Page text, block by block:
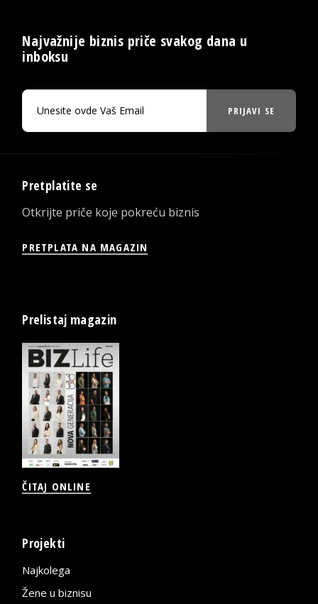
Najvažnije biznis priče svakog dana u
inboksu
PRIJAVI SE
Pretplatite se
Otkrijte priče koje pokreću biznis
PRETPLATA NA MAGAZIN
Prelistaj magazin
ČITAJ ONLINE
Projekti
Najkolega
Žene u biznisu